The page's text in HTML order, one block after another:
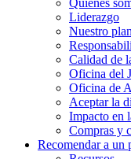
Quiénes
Liderazgo
Nuestro
Calidad de
Oficina del
Oficina de
Aceptar la
Impacto en
Compras y
Recomendar a un